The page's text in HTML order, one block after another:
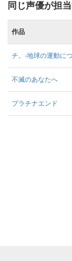
同じ声優が担
作品
チ。-地球の運動に
不滅のあなたへ
プラチナエンド